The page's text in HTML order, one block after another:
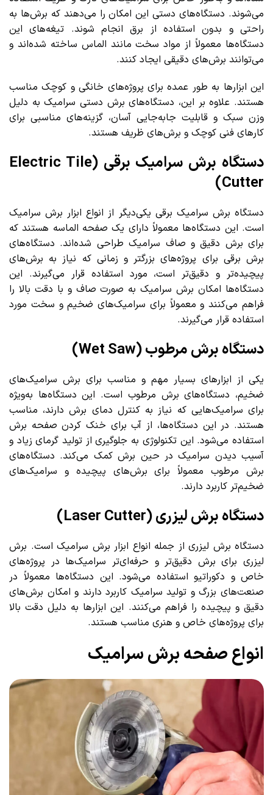
می‌شوند. دستگاه‌های دستی این امکان را می‌دهند که برش‌ها به
راحتی و بدون استفاده از برق انجام شوند. تیغه‌های این
دستگاه‌ها معمولاً از مواد سخت مانند الماس ساخته شده‌اند و
می‌توانند برش‌های دقیقی ایجاد کنند.
این ابزارها به طور عمده برای پروژه‌های خانگی و کوچک مناسب
هستند. علاوه بر این، دستگاه‌های برش دستی سرامیک به دلیل
وزن سبک و قابلیت جابه‌جایی آسان، گزینه‌های مناسبی برای
کارهای فنی کوچک و برش‌های ظریف هستند.
دستگاه برش سرامیک برقی (Electric Tile
Cutter)
دستگاه برش سرامیک برقی یکی‌دیگر از انواع ابزار برش سرامیک
است. این دستگاه‌ها معمولاً دارای یک صفحه الماسه هستند که
برای برش دقیق و صاف سرامیک طراحی شده‌اند. دستگاه‌های
برش برقی برای پروژه‌های بزرگتر و زمانی که نیاز به برش‌های
پیچیده‌تر و دقیق‌تر است، مورد استفاده قرار می‌گیرند. این
دستگاه‌ها امکان برش سرامیک به صورت صاف و با دقت بالا را
فراهم می‌کنند و معمولاً برای سرامیک‌های ضخیم و سخت مورد
استفاده قرار می‌گیرند.
دستگاه برش مرطوب (Wet Saw)
یکی از ابزارهای بسیار مهم و مناسب برای برش سرامیک‌های
ضخیم، دستگاه‌های برش مرطوب است. این دستگاه‌ها به‌ویژه
برای سرامیک‌هایی که نیاز به کنترل دمای برش دارند، مناسب
هستند. در این دستگاه‌ها، از آب برای خنک کردن صفحه برش
استفاده می‌شود. این تکنولوژی به جلوگیری از تولید گرمای زیاد و
آسیب دیدن سرامیک در حین برش کمک می‌کند. دستگاه‌های
برش مرطوب معمولاً برای برش‌های پیچیده و سرامیک‌های
ضخیم‌تر کاربرد دارند.
دستگاه برش لیزری (Laser Cutter)
دستگاه برش لیزری از جمله انواع ابزار برش سرامیک است. برش
لیزری برای برش دقیق‌تر و حرفه‌ای‌تر سرامیک‌ها در پروژه‌های
خاص و دکوراتیو استفاده می‌شود. این دستگاه‌ها معمولاً در
صنعت‌های بزرگ و تولید سرامیک کاربرد دارند و امکان برش‌های
دقیق و پیچیده را فراهم می‌کنند. این ابزارها به دلیل دقت بالا
برای پروژه‌های خاص و هنری مناسب هستند.
انواع صفحه برش سرامیک